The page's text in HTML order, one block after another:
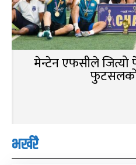
मेन्टेन एफसीले जित्यो
भर्खरै